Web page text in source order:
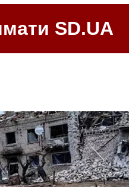
SD.UA